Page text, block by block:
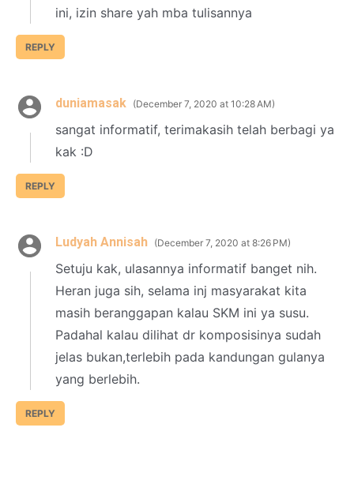
ini, izin share yah mba tulisannya
REPLY
duniamasak December 7, 2020 at 10:28 AM
sangat informatif, terimakasih telah berbagi ya
kak :D
REPLY
Ludyah Annisah December 7, 2020 at 8:26 PM
Setuju kak, ulasannya informatif banget nih.
Heran juga sih, selama inj masyarakat kita
masih beranggapan kalau SKM ini ya susu.
Padahal kalau dilihat dr komposisinya sudah
jelas bukan,terlebih pada kandungan gulanya
yang berlebih.
REPLY